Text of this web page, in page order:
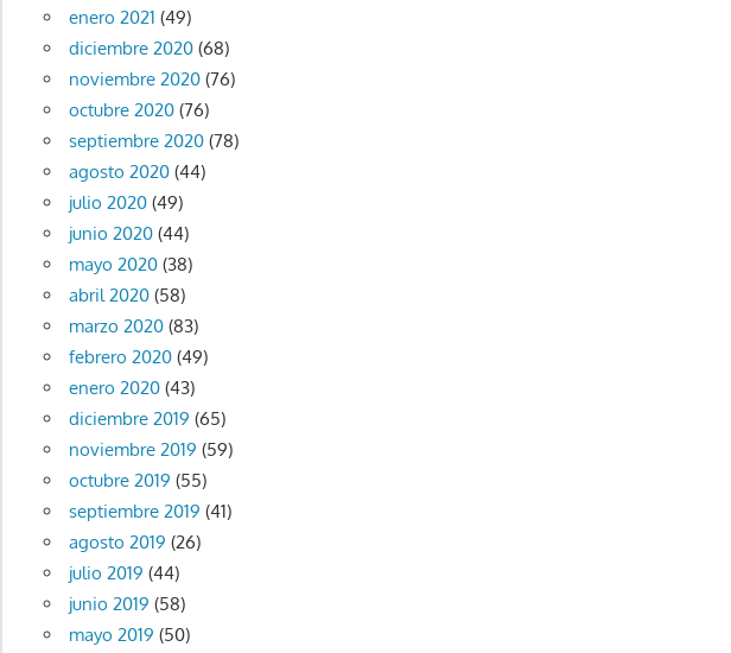
enero 2021 (49)
diciembre 2020(68)
noviembre 2020(76)
octubre 2020(76)
septiembre 2020(78)
agosto 2020(44)
julio 2020(49)
junio 2020(44)
mayo 2020(38)
abril 2020(58)
marzo 2020(83)
febrero 2020(49)
enero 2020(43)
diciembre 2019 (65)
noviembre 2019 (59)
octubre 2019 (55)
septiembre 2019 (41)
agosto 2019 (26)
julio 2019 (44)
junio 2019 (58)
mayo 2019 (50)